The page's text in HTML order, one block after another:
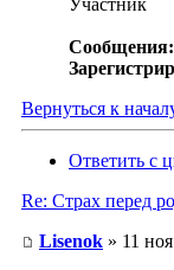
Участник
Сообщения:
Вернуться к
Ответить с
Re: Страх перед
Lisenok » 11